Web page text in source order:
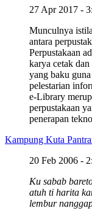
27 Apr 2017 -
Munculnya
antara
Perpustakaan
karya cetak
yang baku
pelestarian
e-Library
perpustakaan
penerapan
Kampung Kuta
20 Feb 2006 -
Ku sabab
atuh ti harita
lembur